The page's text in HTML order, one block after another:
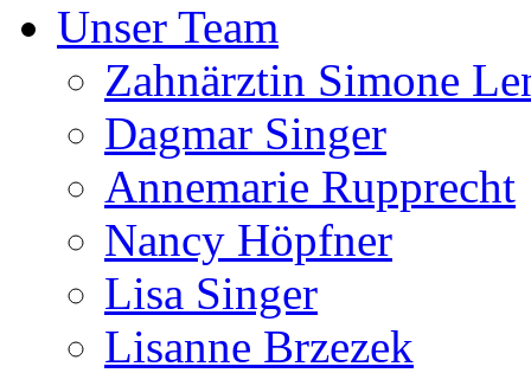
Unser Team
Zahnärztin Simone
Dagmar Singer
Annemarie Rupprecht
Nancy Höpfner
Lisa Singer
Lisanne Brzezek